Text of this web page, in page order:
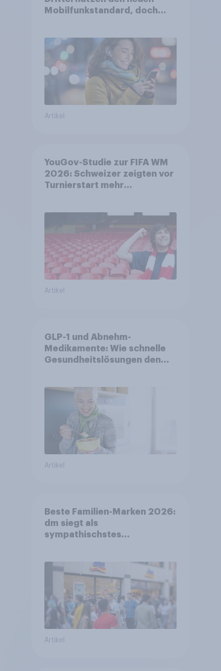
Mobilfunkstandard, doch
Artikel
YouGov-Studie zur FIFA WM
2026: Schweizer zeigten vor
Turnierstart mehr
Artikel
GLP-1 und Abnehm-
Medikamente: Wie schnelle
Gesundheitslösungen den
Artikel
Beste Familien-Marken 2026:
dm siegt als
sympathischstes
Artikel